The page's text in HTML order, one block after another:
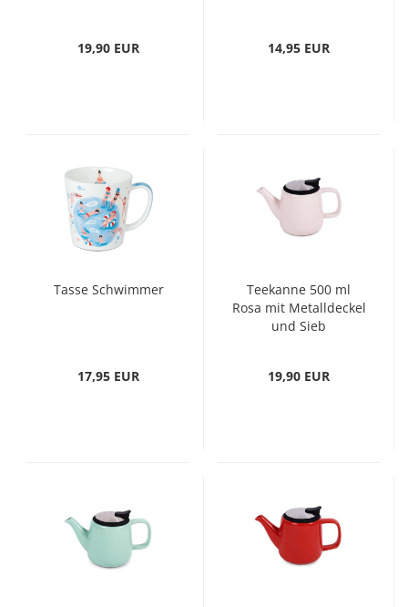
19,90 EUR 14,95 EUR
Tasse Schwimmer
17,95 EUR
Teekanne 500 ml
Rosa mit Metalldeckel
und Sieb
19,90 EUR